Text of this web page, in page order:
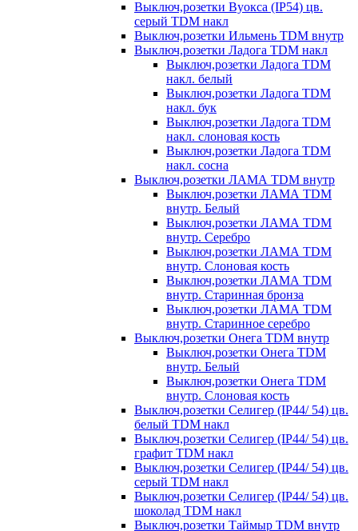
Выключ,розетки Вуокса (IP54) цв.
серый TDM накл
Выключ,розетки Ильмень TDM внутр
Выключ,розетки Ладога TDM накл
Выключ,розетки Ладога TDM
накл. белый
Выключ,розетки Ладога TDM
накл. бук
Выключ,розетки Ладога TDM
накл. слоновая кость
Выключ,розетки Ладога TDM
накл. сосна
Выключ,розетки ЛАМА TDM внутр
Выключ,розетки ЛАМА TDM
внутр. Белый
Выключ,розетки ЛАМА TDM
внутр. Серебро
Выключ,розетки ЛАМА TDM
внутр. Слоновая кость
Выключ,розетки ЛАМА TDM
внутр. Старинная бронза
Выключ,розетки ЛАМА TDM
внутр. Старинное серебро
Выключ,розетки Онега TDM внутр
Выключ,розетки Онега TDM
внутр. Белый
Выключ,розетки Онега TDM
внутр. Слоновая кость
Выключ,розетки Селигер (IP44/ 54) цв.
белый TDM накл
Выключ,розетки Селигер (IP44/ 54) цв.
графит TDM накл
Выключ,розетки Селигер (IP44/ 54) цв.
серый TDM накл
Выключ,розетки Селигер (IP44/ 54) цв.
шоколад TDM накл
Выключ,розетки Таймыр TDM внутр